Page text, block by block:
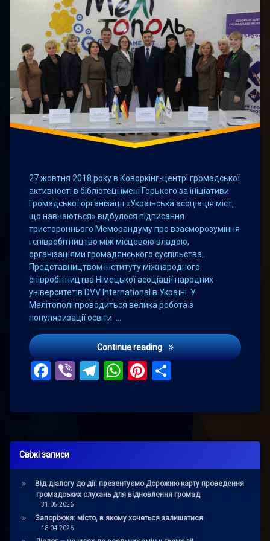
27 жовтня 2018 року в Коворкінг-центрі громадської
активності в бібліотеці імені Горького за ініціативи
Громадської організації «Українська асоціація міст,
що навчаються» відбулося підписання
тристороннього Меморандуму про взаєморозуміння
і співробітництво між місцевою владою,
організаціями громадянського суспільства,
Представництвом Інституту міжнародного
співробітництва Німецької асоціації народних
університетів DVV International в Україні. У
Мелітополі проводиться велика робота з
популяризації освіти …
Continue readingКонцепція «Місто, що
Facebook
ViberTelegram
WhatsApp
Pinterest
Свіжі записи
Від діалогу до дії: презентуємо Дорожню карту проведення
громадських слухань для відновлення громад
31.05.2026
Запоріжжя: місто, в якому хочеться залишатися
18.04.2026